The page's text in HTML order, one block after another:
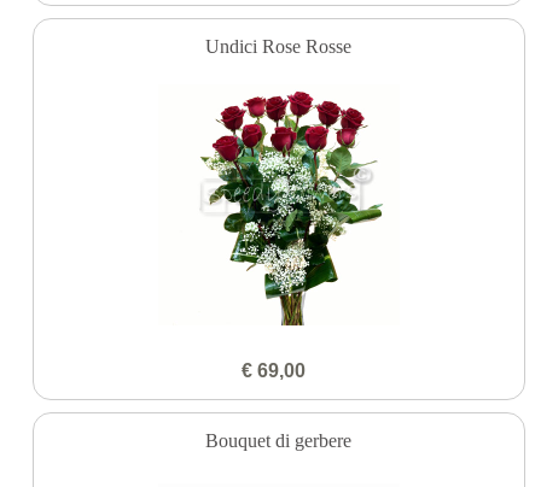
Undici Rose Rosse
€ 69,00
Bouquet di gerbere